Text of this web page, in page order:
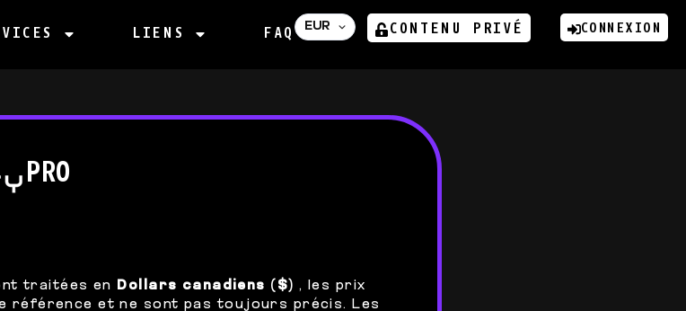
LIENS FAQ CONTENU PRIVÉ CONNEXION
PRO
traitées en Dollars canadiens ($) , les prix
référence et ne sont pas toujours précis. Les